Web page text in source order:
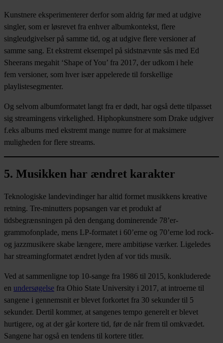
Kunstnere eksperimenterer derfor som aldrig før med at udgive
singler, som er løsrevet fra enhver albumkontekst, flere
singleudgivelser på samme tid, og at udgive flere versioner af
samme sang. Et ekstremt eksempel på sidstnævnte sås med Ed
Sheerans megahit ‘Shape of You’ fra 2017, der udkom i hele
fem versioner, som hver især appelerede til forskellige
playlistesegmenter.
Og selvom albumformatet langt fra er dødt, har også dette tilpasset
sig streamingens virkelighed. Hiphopkunstnere som Drake udgiver
f.eks albums med ekstremt mange numre for at maksimere
muligheden for flere streams.
5. Musikken har ændret karakter
Teknologiske landevindinger har altid formet musikkens kreative
retning. Tre-minutters popsangen var et produkt af
tidsbegrænsningen på den dengang dominerende 78’er-
grammofonplade, mens LP-formatet i 60’erne og 70’erne lod rock-
og jazzmusikere skabe længere, mere ambitiøse værker. Ligeledes
har streamingformatet ændret lyden af vor tids musik.
Ved at sammenligne top 10-sange fra 1986 til 2015, konkluderede
en undersøgelse fra Ohio State University i 2017, at introerne til
sangene i gennemsnit er blevet forkortet fra 30 sekunder til 5
sekunder. Dertil kommer, at sangenes tempo generelt er blevet
hurtigere, og at der går kortere tid, før de når frem til omkvædet.
Sangene har også en tendens til kortere titler.